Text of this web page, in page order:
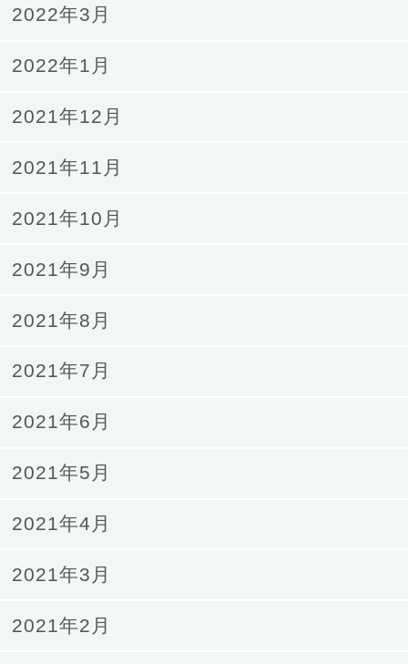
2022年3月
2022年1月
2021年12月
2021年11月
2021年10月
2021年9月
2021年8月
2021年7月
2021年6月
2021年5月
2021年4月
2021年3月
2021年2月